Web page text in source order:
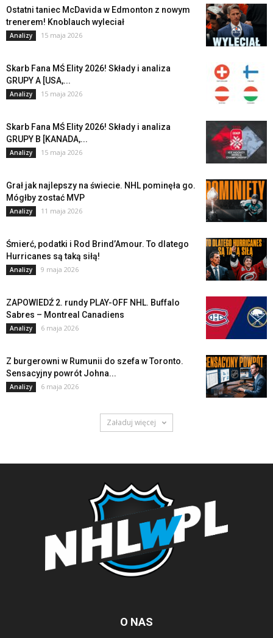
Ostatni taniec McDavida w Edmonton z nowym
trenerem! Knoblauch wyleciał
Analizy 15 maja 2026
Skarb Fana MŚ Elity 2026! Składy i analiza
GRUPY A [USA,...
Analizy 15 maja 2026
Skarb Fana MŚ Elity 2026! Składy i analiza
GRUPY B [KANADA,...
Analizy 15 maja 2026
Grał jak najlepszy na świecie. NHL pominęła go.
Mógłby zostać MVP
Analizy 11 maja 2026
Śmierć, podatki i Rod Brind’Amour. To dlatego
Hurricanes są taką siłą!
Analizy 9 maja 2026
ZAPOWIEDŹ 2. rundy PLAY-OFF NHL. Buffalo
Sabres – Montreal Canadiens
Analizy 6 maja 2026
Z burgerowni w Rumunii do szefa w Toronto.
Sensacyjny powrót Johna...
Analizy 6 maja 2026
Załaduj więcej
O NAS